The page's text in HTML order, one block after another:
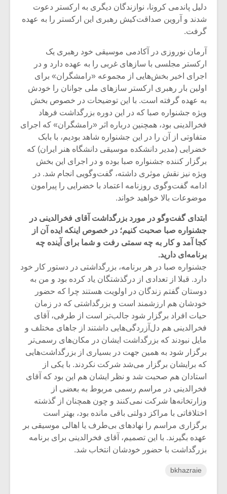
دلیل پاندمی کرونا، نوازندگان دیگری به ارکستر دعوت
شدند و آروین صداقت‌کیش رهبری این ارکستر را به عهده
گرفت.
آرمان نوروزی در آکادمی موسیقی خود رهبری یک
ارکستر مجلسی با سازهای غربی را به عهده دارد و در
اجرای اخیر بخش‌هایی از مجموعه «رامشگران» برای
اولین بار رهبری ارکستر سازهای ملی جوانان را خودش
به عهده گرفته است. با این توضیحات در خصوص بخش
ویژه جشنواره صبا که در این دوره بزرگداشت فرهاد
فخرالدینی بود، همچنین درباره اثر «رامشگران» که اجرای
متفاوتی از آن را در این جشنواره شاهد بودیم، با بابک
خضرایی (مدیر دانشکده موسیقی دانشگاه هنر ایران) که
برگزار کننده جشنواره صبا بوده و در اجرای این بخش
ویژه نیز نقش موثری داشته، گفت‌وگویی انجام شد. در
ادامه گفت‌وگوی روزنامه اعتماد با خضرایی را پیرامون
موضوعات بالا خواهید خواند.
ابتدای گفت‌وگو در مورد بزرگداشت آقای فخرالدینی در
جشنواره صبا صحبت ‌کنیم؛ در خصوص اینکه ایده آن از
کجا آمد و کار به چه سمتی رفت و شما برای آینده چه
برنامه‌ای دارید.
جشنواره صبا در هر برنامه، بزرگداشتی در دستور کار خود
دارد. قبلا از تعدادی از درگذشتگان یاد کرده بود و من به
دوستان گفتم زندگان در اولویت هستند چرا که حضور
خودشان هم ارزشمند است و بزرگداشتی که در زمان
حیات افراد برگزار شود جالب‌تر است از طرفی، آقای
فخرالدینی هم دل‌آزردگی‌هایی داشتند از جاهای مختلف و
مایل نبودند که بزرگداشت ایشان در مکان‌های رسمی‌تر
برگزار شود به همین جهت در بسیاری از بزرگداشت‌هایی
که برایشان برگزار می‌شد شرکت نکردند. با یکی از
استادان هم صحبت شد و نظر ایشان هم این بود که آقای
فخرالدینی در مراسم رسمی مربوط به بعضی از
وزارتخانه‌ها شرکت نمی‌کنند و چون همچنان از گذشته
اختلافاتی با مراکز دولتی باقی مانده بود، بهتر است
برگزاری مراسم را نهادهای بی‌‌طرف یا اهالی موسیقی بر
عهده بگیرند. با این تصمیم، آقای فخرالدینی برای برنامه
بزرگداشت با حضور خودشان انتخاب شد.
bkhazraie
یادداشتی بر موسیقی
اگر نمی توانی
مشهورترین باشی،
بدنام ترین باش
دوره